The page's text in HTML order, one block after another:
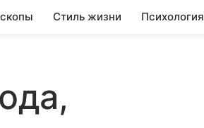
Стиль жизни Психология